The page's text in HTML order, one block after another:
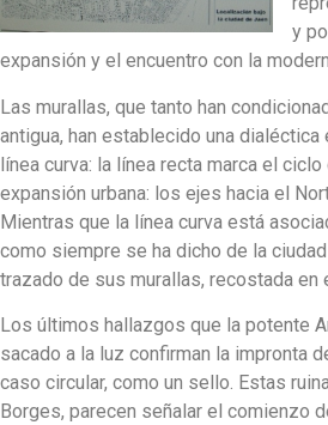
y
expansión y el encuentro con la
Las murallas, que tanto han
antigua, han establecido una dialéctica
línea curva: la línea recta marca el
expansión urbana: los ejes hacia el
Mientras que la línea curva está
como siempre se ha dicho de la
trazado de sus murallas, recostada en
Los últimos hallazgos que la potente
sacado a la luz confirman la impronta
caso circular, como un sello. Estas
Borges, parecen señalar el comienzo